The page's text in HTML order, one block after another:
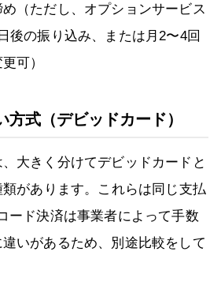
（ただし、オプションサービス
後の振り込み、または月2〜4回
可）
方式（デビッドカード）
大きく分けてデビッドカードと
があります。これらは同じ支払
ード決済は事業者によって手数
いがあるため、別途比較をして